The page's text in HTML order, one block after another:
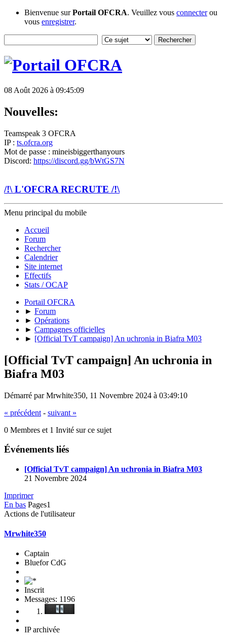
Bienvenue surPortail OFCRA. Veuillez vous connecterou
vous enregistrer.
08 Août 2026 à 09:45:09
Nouvelles:
Teamspeak 3 OFCRA
IP : ts.ofcra.org
Mot de passe : mineisbiggerthanyours
Discord: https://discord.gg/bWtGS7N
/!\ L'OFCRA RECRUTE /!\
Menu principal du mobile
Accueil
Forum
Rechercher
Calendrier
Site internet
Effectifs
Stats / OCAP
Portail OFCRA
► Forum
► Opérations
► Campagnes officielles
► [Official TvT campaign] An uchronia in Biafra M03
[Official TvT campaign] An uchronia in
Biafra M03
Démarré par Mrwhite350, 11 Novembre 2024 à 03:49:10
« précédent - suivant »
0 Membres et 1 Invité sur ce sujet
Événements liés
[Official TvT campaign] An uchronia in Biafra M03
21 Novembre 2024
Imprimer
En bas Pages1
Actions de l'utilisateur
Mrwhite350
Captain
Bluefor CdG
Inscrit
Messages: 1196
IP archivée